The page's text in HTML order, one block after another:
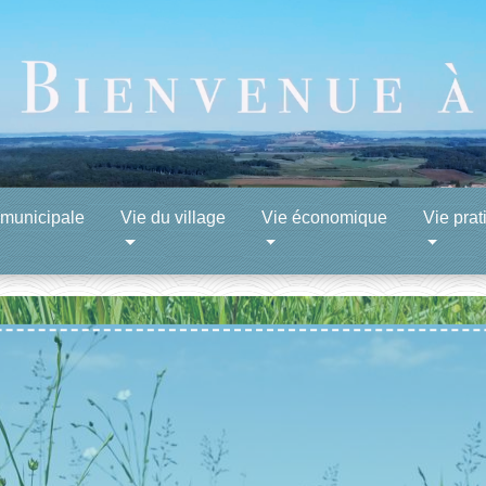
Vie du village Vie économique Vie